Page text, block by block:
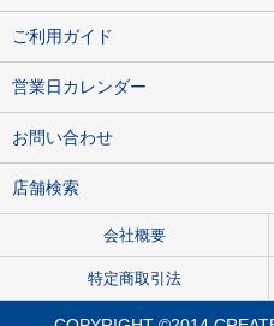
ご利用ガイド
営業日カレンダー
お問い合わせ
店舗検索
会社概要
特定商取引法